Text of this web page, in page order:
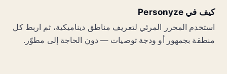
كيف في Personyze
استخدم المحرر المرئي لتعريف مناطق ديناميكية، ثم اربط كل
منطقة بجمهور أو ودجة توصيات — دون الحاجة إلى مطوّر.